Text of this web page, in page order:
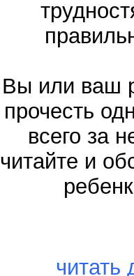
Вы или ваш
прочесть
всего за
читайте и
читать